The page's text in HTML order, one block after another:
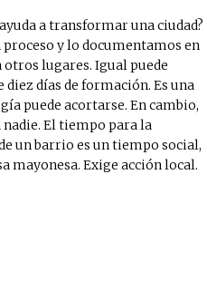
a transformar una ciudad?
y lo documentamos en
otros lugares. Igual puede
días de formación. Es una
puede acortarse. En cambio,
El tiempo para la
un barrio es un tiempo social,
mayonesa. Exige acción local.